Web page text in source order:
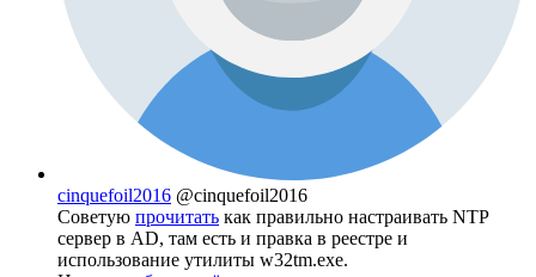
cinquefoil2016 @cinquefoil2016
Советую прочитать как правильно настраивать NTP
сервер в AD, там есть и правка в реестре и
использование утилиты w32tm.exe.